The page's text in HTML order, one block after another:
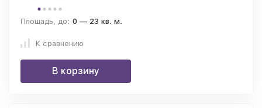
Площадь, до: 0 — 23 кв. м.
К сравнению
В корзину